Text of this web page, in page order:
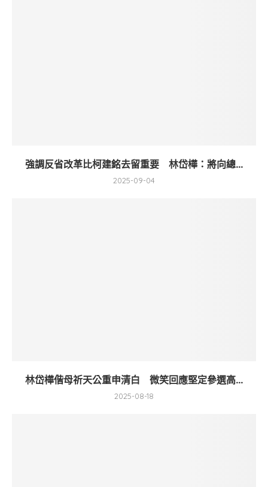
強調反省改革比柯建銘去留重要 林岱樺：將向總...
2025-09-04
林岱樺偕母祈天公重申清白 微笑回應堅定參選高...
2025-08-18